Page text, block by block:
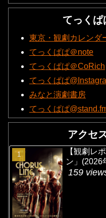
てっくぱ
東京・観劇カレンダ
てっくぱぱ＠note
てっくぱぱ＠CoRich
てっくぱぱ
みなと演劇書房
てっくぱぱ
アクセ
【観劇レ
ン」(2026
159